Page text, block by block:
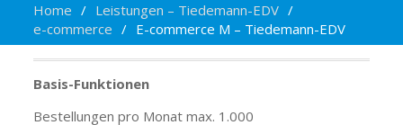
Home
Leistungen – Tiedemann-EDV
e-commerce
E-commerce M – Tiedemann-EDV
Basis-Funktionen
Bestellungen pro Monat max. 1.000